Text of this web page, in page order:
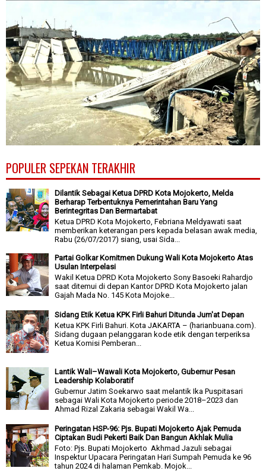
POPULER SEPEKAN TERAKHIR
Dilantik Sebagai Ketua DPRD Kota Mojokerto, Melda
Berharap Terbentuknya Pemerintahan Baru Yang
Berintegritas Dan Bermartabat
Ketua DPRD Kota Mojokerto, Febriana Meldyawati saat
memberikan keterangan pers kepada belasan awak media,
Rabu (26/07/2017) siang, usai Sida...
Partai Golkar Komitmen Dukung Wali Kota Mojokerto Atas
Usulan Interpelasi
Wakil Ketua DPRD Kota Mojokerto Sony Basoeki Rahardjo
saat ditemui di depan Kantor DPRD Kota Mojokerto jalan
Gajah Mada No. 145 Kota Mojoke...
Sidang Etik Ketua KPK Firli Bahuri Ditunda Jum'at Depan
Ketua KPK Firli Bahuri. Kota JAKARTA – (harianbuana.com).
Sidang dugaan pelanggaran kode etik dengan terperiksa
Ketua Komisi Pemberan...
Lantik Wali–Wawali Kota Mojokerto, Gubernur Pesan
Leadership Kolaboratif
Gubernur Jatim Soekarwo saat melantik Ika Puspitasari
sebagai Wali Kota Mojokerto periode 2018–2023 dan
Ahmad Rizal Zakaria sebagai Wakil Wa...
Peringatan HSP-96: Pjs. Bupati Mojokerto Ajak Pemuda
Ciptakan Budi Pekerti Baik Dan Bangun Akhlak Mulia
Foto: Pjs. Bupati Mojokerto Akhmad Jazuli sebagai
Inspektur Upacara Peringatan Hari Sumpah Pemuda ke 96
tahun 2024 di halaman Pemkab. Mojok...